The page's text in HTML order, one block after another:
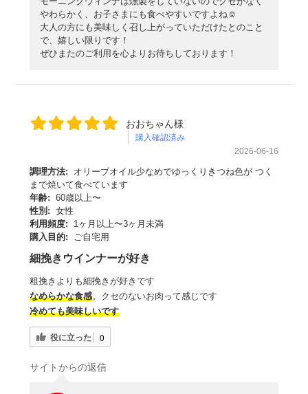
やわらかく、お子さまにも食べやすいですよね☺️
大人の方にも美味しく召し上がっていただけたとのこと
で、嬉しい限りです！
ぜひまたのご利用を心よりお待ちしております！
おおちゃん様
購入確認済み
2026-06-16
調理方法:
オリーブオイル少なめでゆっくりきつね色が つく
まで焼いて食べています
年齢: 60歳以上〜
性別: 女性
利用頻度:
1ヶ月以上〜3ヶ月未満
購入目的:
ご自宅用
細挽きウインナーが好き
粗挽きよりも細挽きが好きです
なめらかな食感。クセのないお肉って感じです
冷めても美味しいです
役に立った 0
サイトからの返信